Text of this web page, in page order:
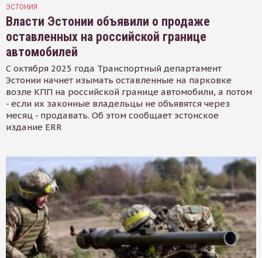
ЭСТОНИЯ
Власти Эстонии объявили о продаже
оставленных на российской границе
автомобилей
С октября 2025 года Транспортный департамент
Эстонии начнет изымать оставленные на парковке
возле КПП на российской границе автомобили, а потом
- если их законные владельцы не объявятся через
месяц - продавать. Об этом сообщает эстонское
издание ERR